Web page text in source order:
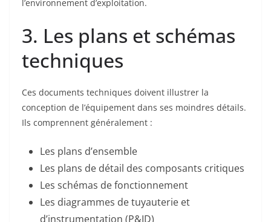
l’environnement d’exploitation.
3. Les plans et schémas
techniques
Ces documents techniques doivent illustrer la
conception de l’équipement dans ses moindres détails.
Ils comprennent généralement :
Les plans d’ensemble
Les plans de détail des composants critiques
Les schémas de fonctionnement
Les diagrammes de tuyauterie et
d’instrumentation (P&ID)